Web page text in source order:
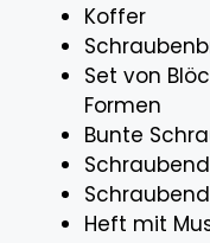
Koffer
Set von
Formen
Bunte
Heft mit